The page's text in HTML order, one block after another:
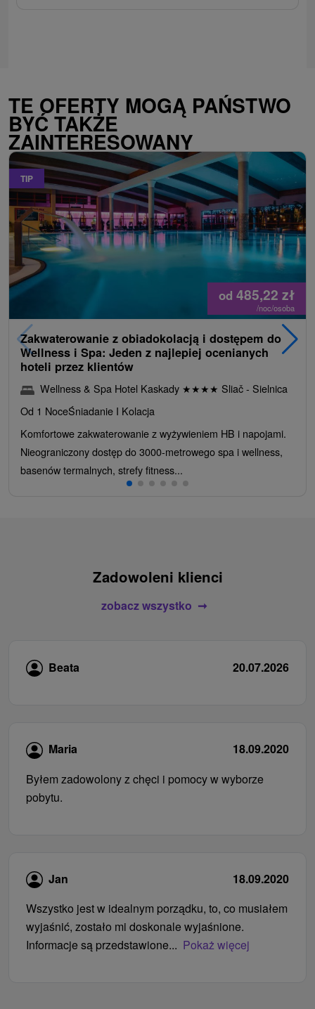
TE OFERTY MOGĄ PAŃSTWO
BYĆ TAKŻE
ZAINTERESOWANY
TIP
od 485,22 zł
/noc/osoba
Zakwaterowanie z obiadokolacją i dostępem do
Wellness i Spa: Jeden z najlepiej ocenianych
hoteli przez klientów
Wellness & Spa Hotel Kaskady ★★★★ Sliač - Sielnica
Od 1 NoceŚniadanie I Kolacja
Komfortowe zakwaterowanie z wyżywieniem HB i napojami.
Nieograniczony dostęp do 3000-metrowego spa i wellness,
basenów termalnych, strefy fitness...
Zadowoleni klienci
zobacz wszystko
Beata 20.07.2026
Maria
18.09.2020
Byłem zadowolony z chęci i pomocy w wyborze
pobytu.
Jan
18.09.2020
Wszystko jest w idealnym porządku, to, co musiałem
wyjaśnić, zostało mi doskonale wyjaśnione.
Informacje są przedstawione... Pokaż więcej